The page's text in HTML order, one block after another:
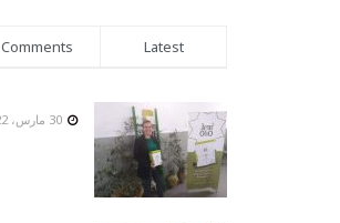
Comments Latest